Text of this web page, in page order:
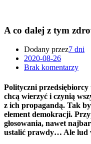
A co dalej z tym
Dodany przez7 dni
2020-08-26
Brak komentarzy
Polityczni przedsiębiorcy
chcą wierzyć i czynią
z ich propagandą. Tak
element demokracji.
głosowania, nawet
ustalić prawdy… Ale lud